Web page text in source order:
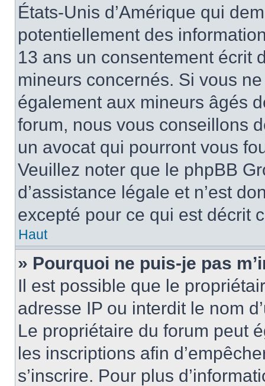
États-Unis d’Amérique qui
potentiellement des
13 ans un consentement écrit
mineurs concernés. Si vous
également aux mineurs âgés
forum, nous vous conseillons
un avocat qui pourront vous
Veuillez noter que le phpBB
d’assistance légale et n’est
excepté pour ce qui est décrit
Haut
» Pourquoi ne puis-je pas
Il est possible que le
adresse IP ou interdit le nom
Le propriétaire du forum peut
les inscriptions afin
s’inscrire. Pour plus